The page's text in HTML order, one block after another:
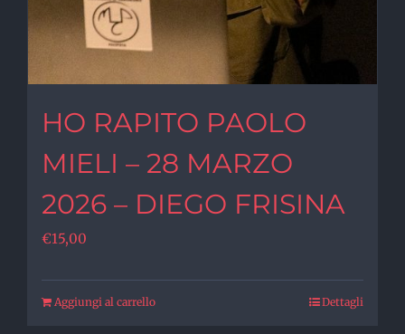
HO RAPITO PAOLO
MIELI – 28 MARZO
2026 – DIEGO FRISINA
€15,00
Aggiungi al carrello Dettagli